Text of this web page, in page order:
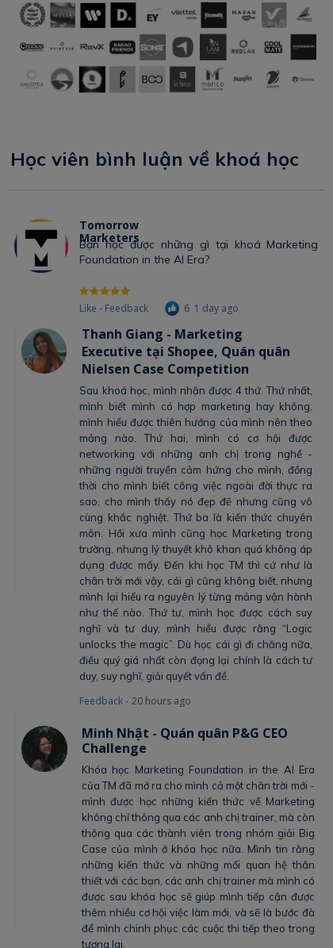
Bạn học được những gì tại khoá Marketing
Foundation in the AI Era?
Tomorrow
Marketers
Like - Feedback 6 1 day ago
Học viên bình luận về khoá học
Thanh Giang - Marketing
Executive tại Shopee, Quán quân
Nielsen Case Competition
Sau khoá học, mình nhận được 4 thứ. Thứ nhất,
mình biết mình có hợp marketing hay không,
mình hiểu được thiên hướng của mình nên theo
mảng nào. Thứ hai, mình có cơ hội được
networking với những anh chị trong nghề -
những người truyền cảm hứng cho mình, đồng
thời cho mình biết công việc ngoài đời thực ra
sao, cho mình thấy nó đẹp đẽ nhưng cũng vô
cùng khắc nghiệt. Thứ ba là kiến thức chuyên
môn. Hồi xưa mình cũng học Marketing trong
trường, nhưng lý thuyết khô khan quá không áp
dụng được mấy. Đến khi học TM thì cứ như là
chân trời mới vậy, cái gì cũng không biết, nhưng
mình lại hiểu ra nguyên lý từng mảng vận hành
như thế nào. Thứ tư, mình học được cách suy
nghĩ và tư duy, mình hiểu được rằng “Logic
unlocks the magic”. Dù học cái gì đi chăng nữa,
điều quý giá nhất còn đọng lại chính là cách tư
duy, suy nghĩ, giải quyết vấn đề.
Feedback - 20 hours ago
Minh Nhật - Quán quân P&G CEO
Challenge
Khóa học Marketing Foundation in the AI Era
của TM đã mở ra cho mình cả một chân trời mới -
mình được học những kiến thức về Marketing
không chỉ thông qua các anh chị trainer, mà còn
thông qua các thành viên trong nhóm giải Big
Case của mình ở khóa học nữa. Mình tin rằng
những kiến thức và những mối quan hệ thân
thiết với các bạn, các anh chị trainer mà mình có
được sau khóa học sẽ giúp mình tiếp cận được
thêm nhiều cơ hội việc làm mới, và sẽ là bước đà
để mình chinh phục các cuộc thi tiếp theo trong
tương lai.